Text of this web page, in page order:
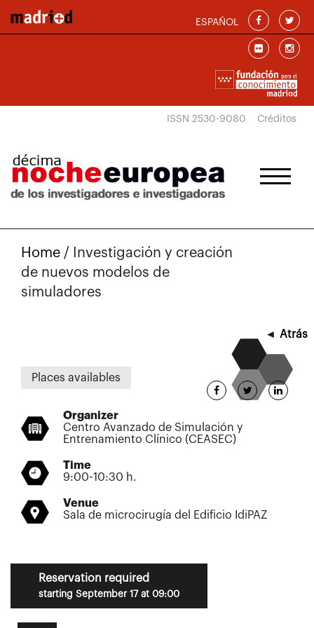
ESPAÑOL
ISSN 2530-9080 Créditos
Home /
Investigación y creación
de nuevos modelos de
simuladores
◄ Atrás
Places availables
Organizer
Centro Avanzado de Simulación y
Entrenamiento Clínico (CEASEC)
Time
9:00-10:30 h.
Venue
Sala de microcirugía del Edificio IdiPAZ
Reservation required
starting September 17 at 09:00